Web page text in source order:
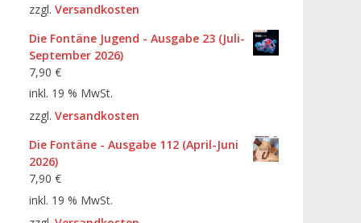
zzgl. Versandkosten
Die Fontäne Jugend - Ausgabe 23 (Juli-
September 2026)
7,90 €
inkl. 19 % MwSt.
zzgl. Versandkosten
Die Fontäne - Ausgabe 112 (April-Juni
2026)
7,90 €
inkl. 19 % MwSt.